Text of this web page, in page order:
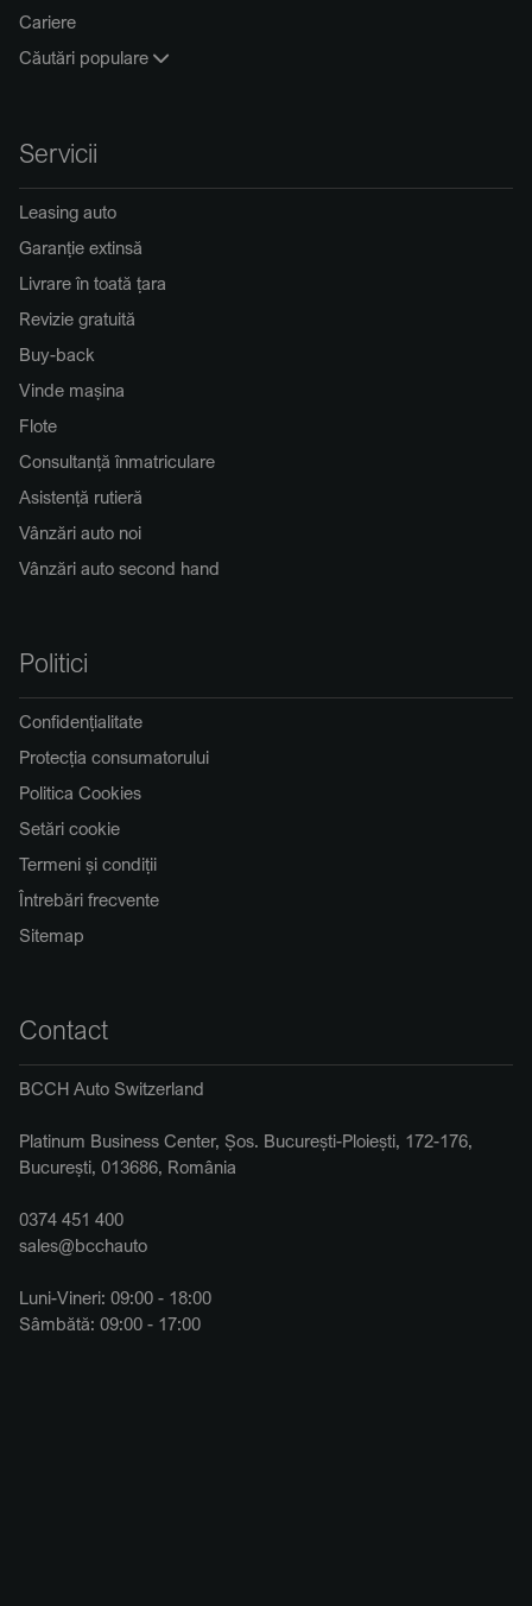
Cariere
Căutări populare
Servicii
Leasing auto
Garanție extinsă
Livrare în toată țara
Revizie gratuită
Buy-back
Vinde mașina
Flote
Consultanță înmatriculare
Asistență rutieră
Vânzări auto noi
Vânzări auto second hand
Politici
Confidențialitate
Protecția consumatorului
Politica Cookies
Setări cookie
Termeni și condiții
Întrebări frecvente
Sitemap
Contact
BCCH Auto Switzerland
Platinum Business Center, Șos. București-Ploiești, 172-176,
București, 013686, România
0374 451 400
sales@bcchauto
Luni-Vineri: 09:00 - 18:00
Sâmbătă: 09:00 - 17:00